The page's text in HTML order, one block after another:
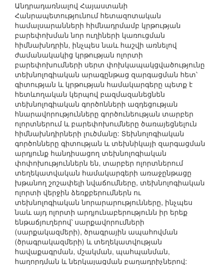
Անդրադառնալով Հայաստանի
Հանրապետությունում հետազոտական
համալսարանների հիմնադրմամբ կրթության
բարեփոխման նոր ուղիների կառուցման
հիմնախնդրին, ինչպես նաև հաշվի առնելով
ժամանակակից կրթության ոլորտի
բարեփոխումների սերտ փոխկապակցվածությունը
տեխնոլոգիական արագընթաց զարգացման հետ՝
գիտության և կրթության համակարգերը պետք է
հետևողական կերպով բազմազանեցնեն
տեխնոլոգիական գործոնների ազդեցության
հնարավորությունները գործունեության տարբեր
ոլորտներում և բարեփոխումները ծառայեցնելուն
հիմնախնդիրների լուծմանը: Տեխնոլոգիական
գործոնները գիտության և տեխնիկայի զարգացման
արդյունք հանդիսացող տեխնոլոգիական
փոփոխություններն են, տարբեր ոլորտներում
տեղեկատվական համակարգերի առաջընթացը
խթանող շոշափելի նվաճումները, տեխնոլոգիական
ոլորտի վերջին ձեռքբերումներն ու
տեխնոլոգիական նորարարությունները, ինչպես
նաև այդ ոլորտի արդյունաբերությունն իր երեք
ենթաճյուղերով՝ սարքավորումների
(սարքակազմերի), ծրագրային ապահովման
(ծրագրակազմերի) և տեղեկատվության
հավաքագրման, մշակման, պահպանման,
հաղորդման և ներկայացման բաղադրիչներով: